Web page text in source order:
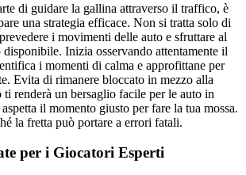
di guidare la gallina attraverso il traffico, è
una strategia efficace. Non si tratta solo di
i movimenti delle auto e sfruttare al
Inizia osservando attentamente il
i momenti di calma e approfittane per
Evita di rimanere bloccato in mezzo alla
ti renderà un bersaglio facile per le auto in
il momento giusto per fare la tua mossa.
la fretta può portare a errori fatali.
per i Giocatori Esperti